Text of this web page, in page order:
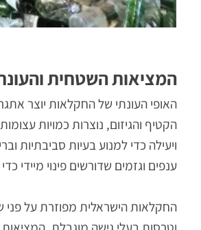
המציאות השטחית
האופי העונתי של החקלאות יוצר אתגרים
הקטיף והגיזום, נוצרות כמויות
ויעילה כדי למנוע בעיות סביבתיות
ענפים וגזמים שדורשים פינוי מיידי כדי